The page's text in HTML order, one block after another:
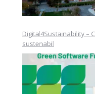
Digital4Sustainability –
sustenabil